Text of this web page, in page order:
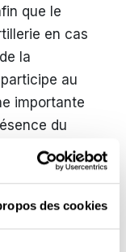
des cookies
que le
en cas
la
au
importante
du
Churchill,
violents
du